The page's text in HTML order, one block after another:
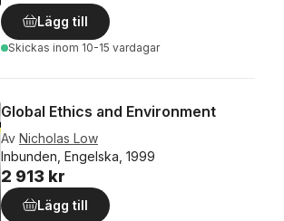
Lägg till
Skickas inom 10-15 vardagar
Global Ethics and Environment
Av Nicholas Low
Inbunden, Engelska, 1999
2 913 kr
Lägg till